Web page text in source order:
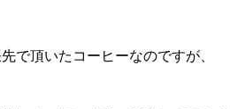
で頂いたコーヒーなのですが、